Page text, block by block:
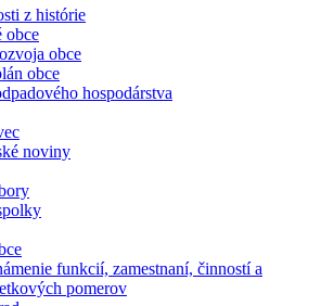
z histórie
obce
obce
obce
hospodárstva
noviny
funkcií, zamestnaní, činností a
pomerov